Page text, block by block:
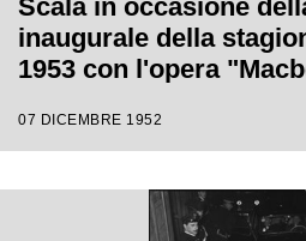
Scala in occasione
inaugurale della
1953 con l'opera
regia di Carl Ebert
07 DICEMBRE 1952